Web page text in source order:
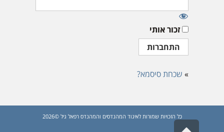
זכור אותי
» שכחת סיסמא?
כל הזכויות שמורות לאיגוד המהנדסים והמהנדס רפאל גיל ©2026